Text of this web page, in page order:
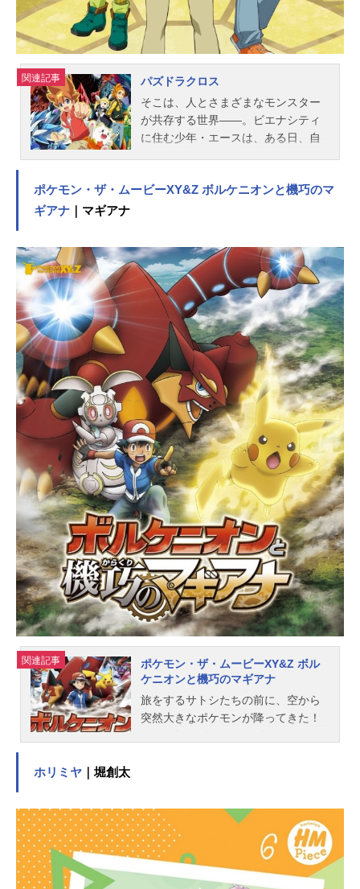
イン・総作画監督：梅下麻奈未総作
画監督：井川麗奈プロップ設定：...
関連記事
パズドラクロス
そこは、人とさまざまなモンスター
が共存する世界――。ビエナシティ
に住む少年・エースは、ある日、自
食いしん坊のモンスター・タマゾ
龍喚士・ランスをはじめ、たくさん
の仲間やライバルたちと切磋琢磨
し、一人前の龍喚士を目指すエース
は、選ばれし者たちが集う龍喚士ギ
ルドの一員となれるのか？万物の根
源にして星の息吹である「ドロッ
プ」の力が乱れるとき、兇猛なる敵
が解き放たれる！迫る脅威のドロッ
プ・インパクトに対抗するため、龍
喚士・たちが立ち上がる！作品名パ
ズドラクロス放送形態TVアニメスケ
ジュール2016年7月4日（月）～2018
年3月26日（月）テレビ東京ほか話数
全89話キャストエース：吉永拓斗ラ
ンス：柿原徹也タマゾー：金田朋子
デビ：坂本千夏チャロ：寺崎裕香ガ
ーネット：山下七海ソニア：雨宮天
スタッフ原作：ガンホー・オンライ
ン・エンターテイメント監督：亀垣
一シリーズ構成：佐藤大とストーリ
ーライダーズキャラクターデザイ
ン：秋山由樹子モンスターデザイ
ン：岩永悦宜 遠藤正明 桝田浩
俊貴プロッ...
ポケモン・ザ・ムービーXY&Z ボルケニオンと機巧のマ
ギアナ ｜マギアナ
関連記事
ポケモン・ザ・ムービーXY&Z ボル
ケニオンと機巧のマギアナ
旅をするサトシたちの前に、空から
突然大きなポケモンが降ってきた！
ちのことが大嫌い。急いで立ち去ろ
うとするボルケニオンだが、なぜか
サトシまでいっしょに引っ張られて
しまう。ふたりは不思議な鎖で繋が
ってしまったのだ！仕方なくボルケ
ホリミヤ ｜堀創太